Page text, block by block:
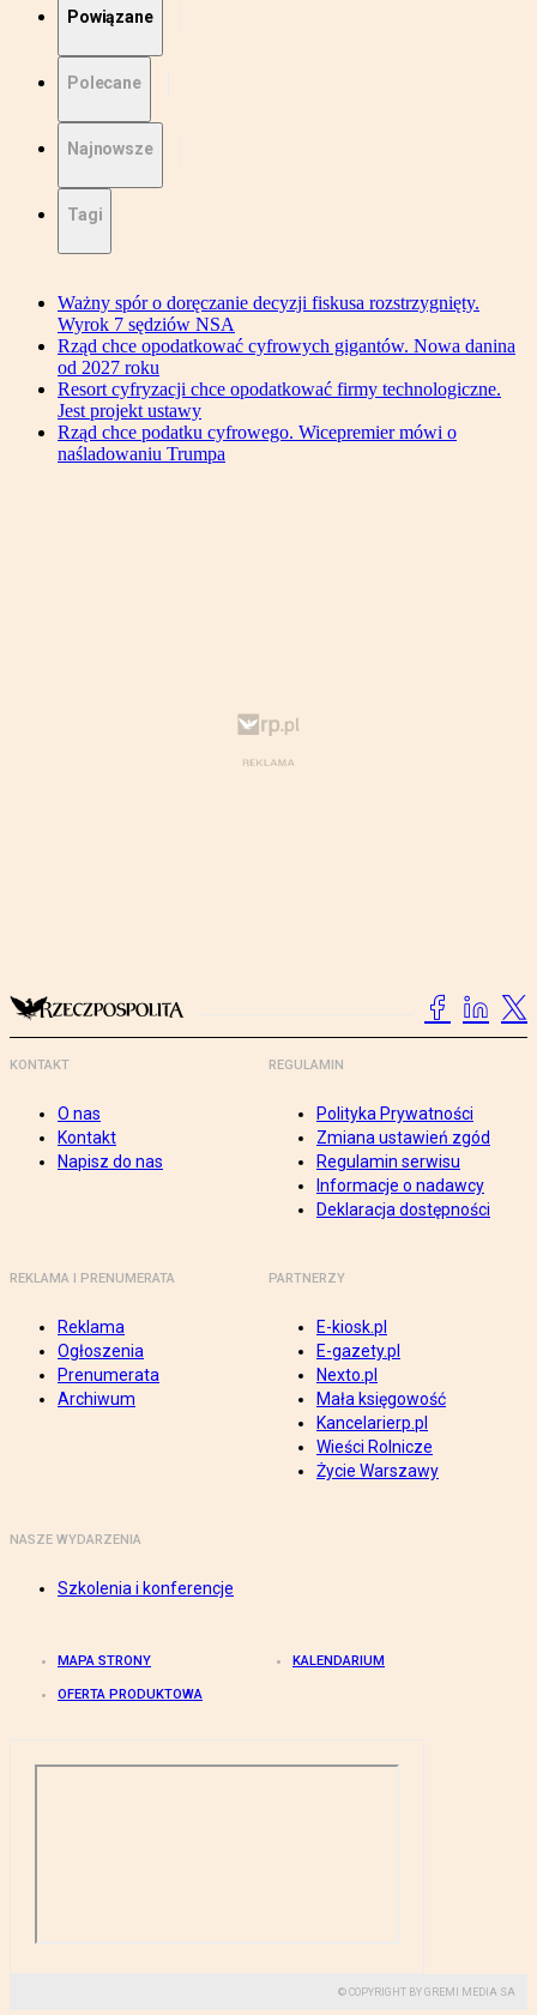
Powiązane
Polecane
Najnowsze
Tagi
Ważny spór o doręczanie decyzji fiskusa rozstrzygnięty.
Wyrok 7 sędziów NSA
Rząd chce opodatkować cyfrowych gigantów. Nowa danina
od 2027 roku
Resort cyfryzacji chce opodatkować firmy technologiczne.
Jest projekt ustawy
Rząd chce podatku cyfrowego. Wicepremier mówi o
naśladowaniu Trumpa
KONTAKT
O nas
Kontakt
Napisz do nas
REGULAMIN
Polityka Prywatności
Zmiana ustawień zgód
Regulamin serwisu
Informacje o nadawcy
Deklaracja dostępności
REKLAMA I PRENUMERATA
Reklama
Ogłoszenia
Prenumerata
Archiwum
PARTNERZY
E-kiosk.pl
E-gazety.pl
Nexto.pl
Mała księgowość
Kancelarierp.pl
Wieści Rolnicze
Życie Warszawy
NASZE WYDARZENIA
Szkolenia i konferencje
MAPA STRONY KALENDARIUM
OFERTA PRODUKTOWA
© COPYRIGHT BY GREMI MEDIA SA